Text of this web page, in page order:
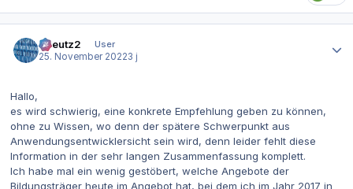
tkreutz2
User
25. November 20223 j
Hallo,
es wird schwierig, eine konkrete Empfehlung geben zu können,
ohne zu Wissen, wo denn der spätere Schwerpunkt aus
Anwendungsentwicklersicht sein wird, denn leider fehlt diese
Information in der sehr langen Zusammenfassung komplett.
Ich habe mal ein wenig gestöbert, welche Angebote der
Bildungsträger heute im Angebot hat, bei dem ich im Jahr 2017 in